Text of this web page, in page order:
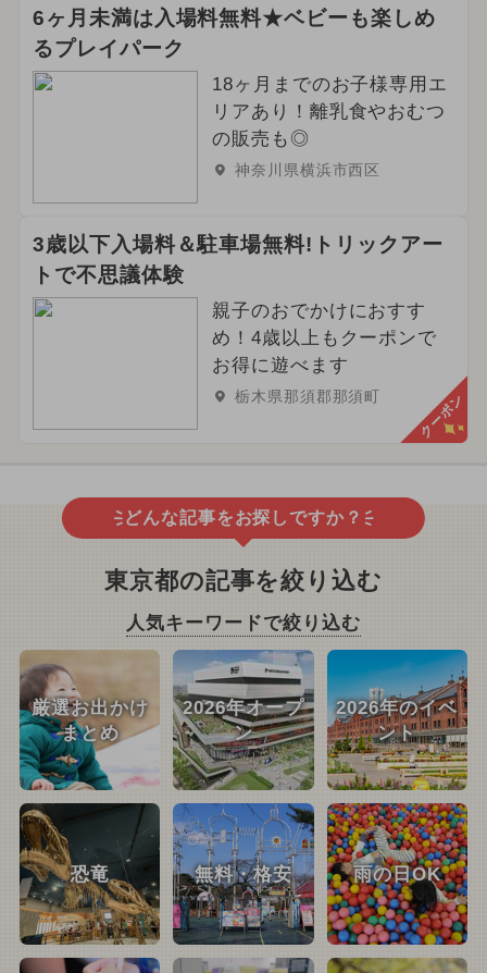
6ヶ月未満は入場料無料★ベビーも楽しめ
るプレイパーク
18ヶ月までのお子様専用エ
リアあり！離乳食やおむつ
の販売も◎
神奈川県横浜市西区
3歳以下入場料＆駐車場無料!トリックアー
トで不思議体験
親子のおでかけにおすす
め！4歳以上もクーポンで
お得に遊べます
栃木県那須郡那須町 クーポン
どんな記事をお探しですか？
東京都の記事を絞り込む
人気キーワードで絞り込む
厳選お出かけ
まとめ
2026年オープ
ン
2026年のイベ
ント
恐竜 無料・格安 雨の日OK